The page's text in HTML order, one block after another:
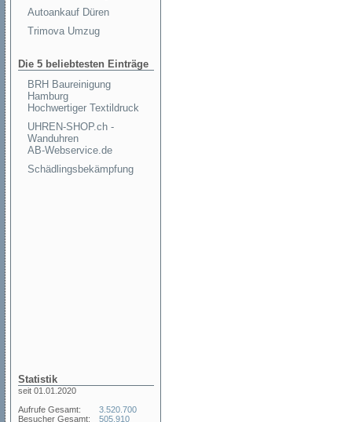
Autoankauf Düren
Trimova Umzug
Die 5 beliebtesten Einträge
BRH Baureinigung
Hamburg
Hochwertiger Textildruck
UHREN-SHOP.ch -
Wanduhren
AB-Webservice.de
Schädlingsbekämpfung
Statistik
seit 01.01.2020
Aufrufe Gesamt:
Besucher Gesamt:
3.520.700
505.910